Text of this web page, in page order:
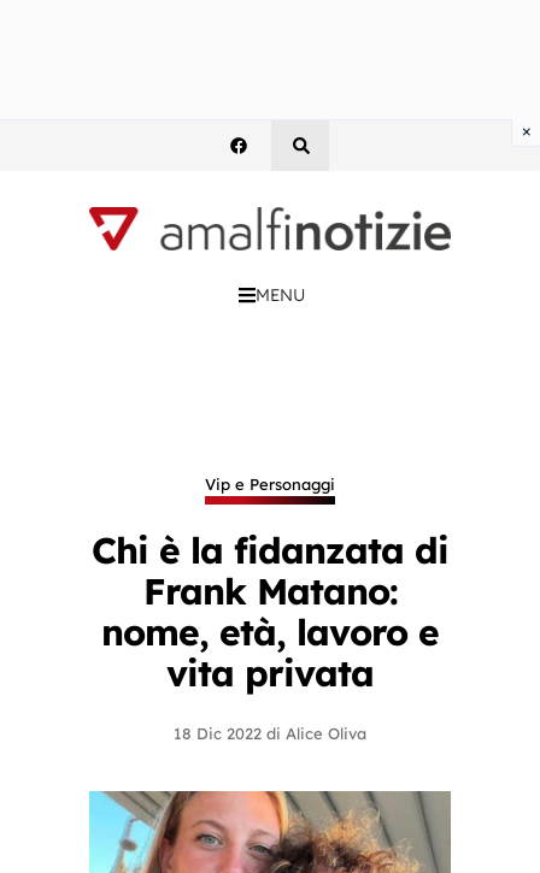
MENU
Vip e Personaggi
Chi è la fidanzata di
Frank Matano:
nome, età, lavoro e
vita privata
18 Dic 2022 di Alice Oliva
×